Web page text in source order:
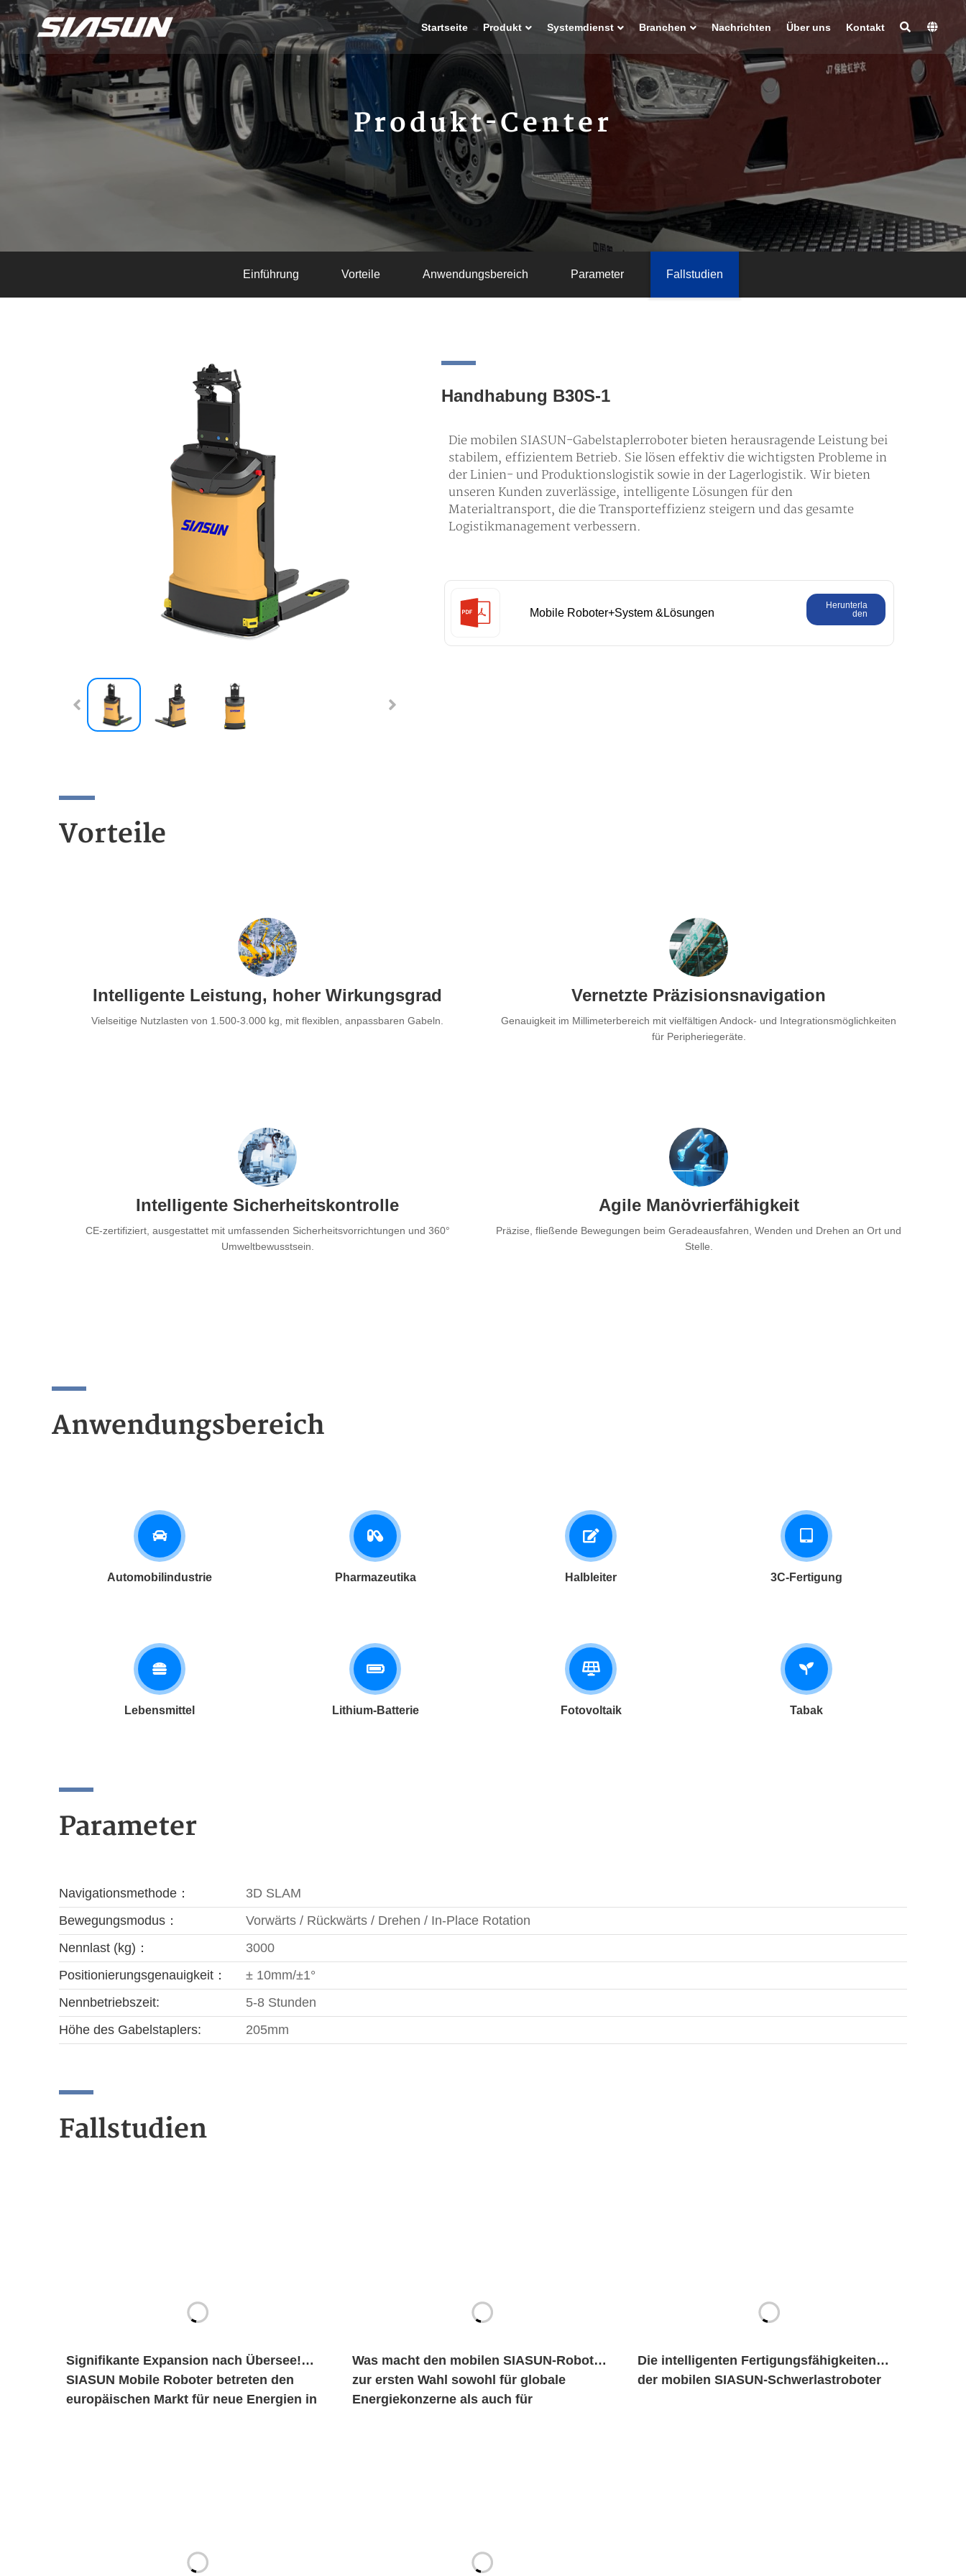
Startseite Produkt Systemdienst Branchen Nachrichten Über uns Kontakt
Produkt-Center
Einführung Vorteile Anwendungsbereich Parameter Fallstudien
Handhabung B30S-1
Die mobilen SIASUN-Gabelstaplerroboter bieten herausragende Leistung bei
stabilem, effizientem Betrieb. Sie lösen effektiv die wichtigsten Probleme in
der Linien- und Produktionslogistik sowie in der Lagerlogistik. Wir bieten
unseren Kunden zuverlässige, intelligente Lösungen für den
Materialtransport, die die Transporteffizienz steigern und das gesamte
Logistikmanagement verbessern.
Mobile Roboter+System &Lösungen
Herunterla
den
Vorteile
Intelligente Leistung, hoher Wirkungsgrad
Vielseitige Nutzlasten von 1.500-3.000 kg, mit flexiblen, anpassbaren Gabeln.
Vernetzte Präzisionsnavigation
Genauigkeit im Millimeterbereich mit vielfältigen Andock- und Integrationsmöglichkeiten
für Peripheriegeräte.
Intelligente Sicherheitskontrolle
CE-zertifiziert, ausgestattet mit umfassenden Sicherheitsvorrichtungen und 360°
Umweltbewusstsein.
Agile Manövrierfähigkeit
Präzise, fließende Bewegungen beim Geradeausfahren, Wenden und Drehen an Ort und
Stelle.
Anwendungsbereich
Automobilindustrie Pharmazeutika Halbleiter 3C-Fertigung
Lebensmittel Lithium-Batterie Fotovoltaik Tabak
Parameter
Navigationsmethode：
3D SLAM
Bewegungsmodus：
Vorwärts / Rückwärts / Drehen / In-Place Rotation
Nennlast (kg)：
3000
Positionierungsgenauigkeit：
± 10mm/±1°
Nennbetriebszeit:
5-8 Stunden
Höhe des Gabelstaplers:
205mm
Fallstudien
Signifikante Expansion nach Übersee!
SIASUN Mobile Roboter betreten den
europäischen Markt für neue Energien in
Was macht den mobilen SIASUN-Roboter
zur ersten Wahl sowohl für globale
Energiekonzerne als auch für
Die intelligenten Fertigungsfähigkeiten
der mobilen SIASUN-Schwerlastroboter